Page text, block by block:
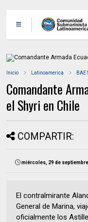
Inicio Latinoamerica BAE
Comandante
el Shyri en Chile
COMPARTIR:
miércoles, 29 de
El contralmirante
General de Marina,
oficialmente los